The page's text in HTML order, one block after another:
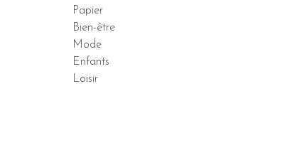
Papier
Bien-être
Mode
Enfants
Loisir